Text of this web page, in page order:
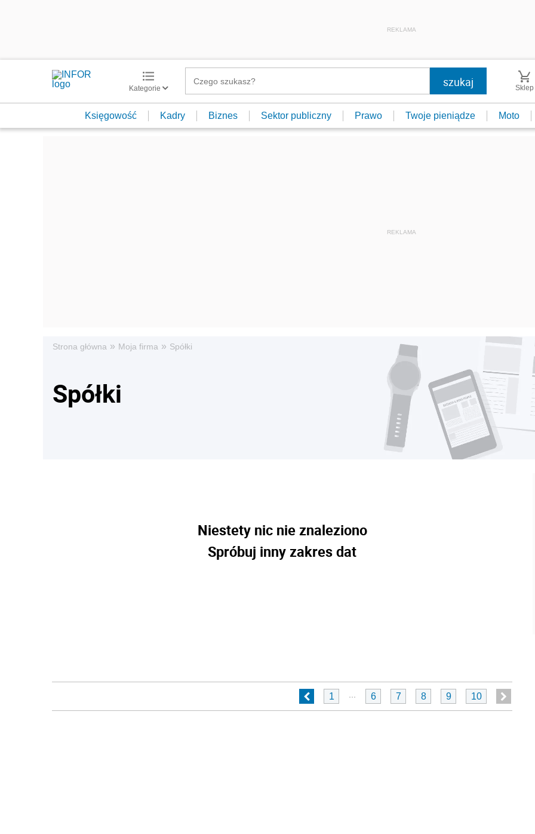
REKLAMA
Kategorie Sklep
Księgowość Kadry Biznes Sektor publiczny Prawo Twoje pieniądze Moto
Strona główna » Moja firma » Spółki
Spółki
Niestety nic nie znaleziono
Spróbuj inny zakres dat
1 ... 6 7 8 9 10